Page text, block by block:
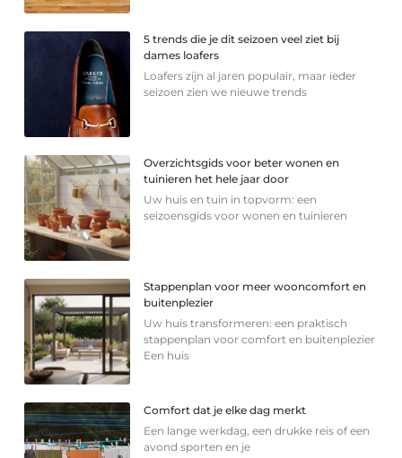
5 trends die je dit seizoen veel ziet bij
dames loafers
Loafers zijn al jaren populair, maar ieder
seizoen zien we nieuwe trends
Overzichtsgids voor beter wonen en
tuinieren het hele jaar door
Uw huis en tuin in topvorm: een
seizoensgids voor wonen en tuinieren
Stappenplan voor meer wooncomfort en
buitenplezier
Uw huis transformeren: een praktisch
stappenplan voor comfort en buitenplezier
Een huis
Comfort dat je elke dag merkt
Een lange werkdag, een drukke reis of een
avond sporten en je